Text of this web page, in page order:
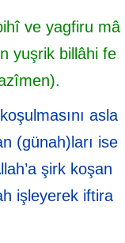
ve yagfiru mâ
yuşrik billâhi fe
asla
(günah)ları ise
şirk koşan
işleyerek iftira